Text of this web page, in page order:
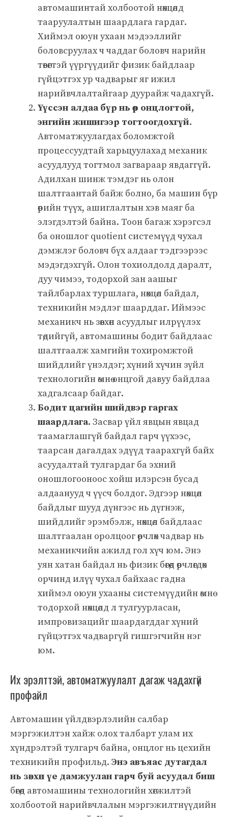
автомашинтай холбоотой нөхцөлд
тааруулалтын шаардлага гардаг.
Хиймэл оюун ухаан мэдээллийг
боловсруулах ч чаддаг боловч нарийн
төвөгтэй үүргүүдийг физик байдлаар
гүйцэтгэх ур чадварыг яг ижил
нарийвчлалтайгаар дуурайж чадахгүй.
Үүссэн алдаа бүр нь өөр онцлогтой,
энгийн жишигээр тогтоогдохгүй.
Автоматжуулагдах боломжтой
процессуудтай харьцуулахад механик
асуудлууд тогтмол загвараар явдаггүй.
Адилхан шинж тэмдэг нь олон
шалтгаантай байж болно, ба машин бүр
өөрийн түүх, ашиглалтын хэв маяг ба
элэгдэлтэй байна. Тоон багаж хэрэгсэл
ба оношлог quotient системүүд чухал
дэмжлэг боловч бүх алдааг тэдгээрээс
мэдэгдэхгүй. Олон тохиолдолд даралт,
дуу чимээ, тодорхой зан аашыг
тайлбарлах туршлага, нөхцөл байдал,
техникийн мэдлэг шаарддаг. Иймээс
механикч нь зөвхөн асуудлыг илрүүлэх
төдийгүй, автомашины бодит байдлаас
шалтгаалж хамгийн тохиромжтой
шийдлийг үнэлдэг; хүний хүчин зүйл
технологийн өмнө онцгой давуу байдлаа
хадгалсаар байдаг.
Бодит цагийн шийдвэр гаргах
шаардлага. Засвар үйл явцын явцад
таамаглашгүй байдал гарч үүхээс,
таарсан дагалдах эдүүд таарахгүй байх
асуудалтай тулгардаг ба эхний
оношлогооноос хойш илэрсэн бусад
алдаанууд ч үүсч болдог. Эдгээр нөхцөл
байдлыг шууд дүнгээс нь дүгнэж,
шийдлийг эрэмбэлж, нөхцөл байдлаас
шалтгаалан оролцоог өөрчлөх чадвар нь
механикчийн ажилд гол хүч юм. Энэ
уян хатан байдал нь физик бөгөөд өөрчлөгдөх
орчинд илүү чухал байхаас гадна
хиймэл оюун ухааны системүүдийн өмнө
тодорхой нөхцөлд л тулгуурласан,
импровизацийг шаардагддаг хүний
гүйцэтгэх чадваргүй гишгэгчийн нэг
юм.
Их эрэлттэй, автоматжуулалт дагаж чадахгүй
профайл
Автомашин үйлдвэрлэлийн салбар
мэргэжилтэн хайж олох талбарт улам их
хүндрэлтэй тулгарч байна, онцлог нь цехийн
техникийн профильд. Энэ авъяас дутагдал
нь зөвхөн үе дамжуулан гарч буй асуудал биш
бөгөөд автомашины технологийн хөгжилтэй
холбоотой нарийвчлалын мэргэжилтнүүдийн